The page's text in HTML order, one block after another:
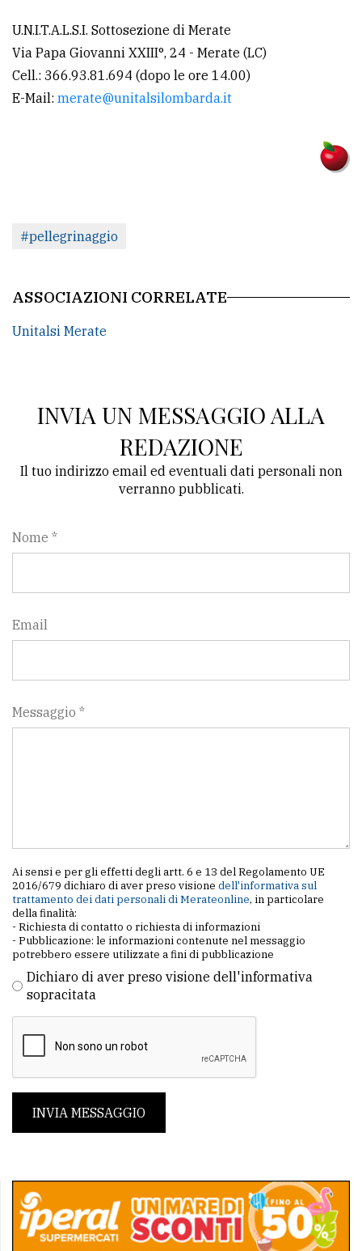
PRIVACY
Privacy
U.N.I.T.A.L.S.I. Sottosezione di Merate
Via Papa Giovanni XXIII°, 24 - Merate (LC)
Cell.: 366.93.81.694 (dopo le ore 14.00)
E-Mail: merate@unitalsilombarda.it
#pellegrinaggio
ASSOCIAZIONI CORRELATE
Unitalsi Merate
INVIA UN MESSAGGIO ALLA
REDAZIONE
Il tuo indirizzo email ed eventuali dati personali non
verranno pubblicati.
Nome *
Email
Messaggio *
Ai sensi e per gli effetti degli artt. 6 e 13 del Regolamento UE
2016/679 dichiaro di aver preso visione dell'informativa sul
trattamento dei dati personali di Merateonline, in particolare
della finalità:
- Richiesta di contatto o richiesta di informazioni
- Pubblicazione: le informazioni contenute nel messaggio
potrebbero essere utilizzate a fini di pubblicazione
Dichiaro di aver preso visione dell'informativa
sopracitata
INVIA MESSAGGIO